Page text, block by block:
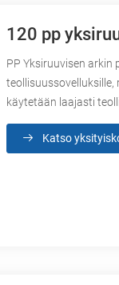
120 pp
PP Yksiruuvisen
käytetään laajasti
Katso